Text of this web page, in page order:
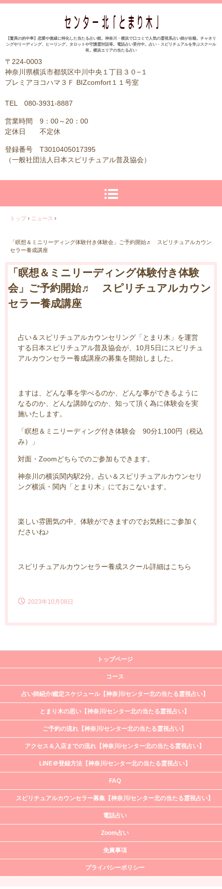
【驚異の的中率】恋愛や復縁に特化した当たる占い館。神奈川・横浜で口コミで人気の霊視系占い師が在籍。チャネリ
ングやリーディング、ヒーリング、タロットや守護霊対話等。電話占い受付中。占い・スピリチュアルを学ぶスクール
有。横浜エリアの当たる占い
〒224-0003
神奈川県横浜市都筑区中川中央１丁目３０−１
プレミアヨコハマ３Ｆ BIZcomfort１１号室
TEL 080-3931-8887
営業時間 9：00～20：00
定休日 不定休
登録番号 T3010405017395
（一般社団法人日本スピリチュアル普及協会）
トップ › ニュース ›
「瞑想＆ミニリーディング体験付き体験会」ご予約開始♬ スピリチュアルカウン
セラー養成講座
「瞑想＆ミニリーディング体験付き体験
会」ご予約開始♬ スピリチュアルカウン
セラー養成講座
占い＆スピリチュアルカウンセリング「とまり木」を運営
する日本スピリチュアル普及協会が、10月5日にスピリチュ
アルカウンセラー養成講座の募集を開始しました。
ますは、どんな事を学べるのか、どんな事ができるように
なるのか、どんな講師なのか、知って頂く為に体験会を実
施いたします。
「瞑想＆ミニリーディング付き体験会 90分1,100円（税込
み）」
対面・Zoomどちらでのご参加もできます。
神奈川の横浜関内駅2分。占い＆スピリチュアルカウンセリ
ング横浜・関内「とまり木」にておこないます。
楽しい雰囲気の中、体験ができますのでお気軽にご参加く
ださいね♪
スピリチュアルカウンセラー養成スクール詳細はこちら
2023年10月08日
トップページ
コース
占い師紹介/鑑定スケジュール【神奈川/センター北の当たる霊視占い】
とまり木の思い【神奈川/センター北の当たる霊視占い】
ご予約の流れ【神奈川/センター北の当たる霊視占い】
アクセス＆入店までの流れ【神奈川/センター北の当たる霊視占い】
LINE＠登録方法【神奈川/センター北の当たる霊視占い】
FAQ
スピリチュアルカウンセラー募集【神奈川/センター北の当たる霊視占い】
電話占い
Zoom占い
免責事項
プライバシーポリシー